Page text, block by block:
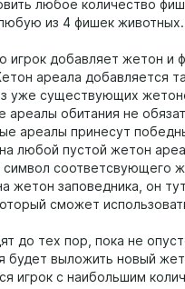
любое количество
из 4 фишек животных.
игрок добавляет жетон
ареала добавляется
уже существующих
ареалы обитания не
ареалы принесут
любой пустой жетон
соответсвующего
жетон заповедника, он
сможет
до тех пор, пока не
будет выложить новый
игрок с наибольшим